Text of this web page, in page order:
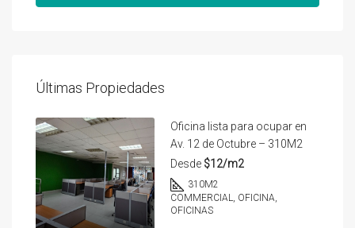
Últimas Propiedades
Oficina lista para ocupar en
Av. 12 de Octubre – 310M2
Desde $12/m2
310M2
COMMERCIAL, OFICINA,
OFICINAS